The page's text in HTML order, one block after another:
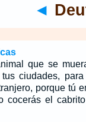
◄
que se
ciudades,
porque tú
cocerás el